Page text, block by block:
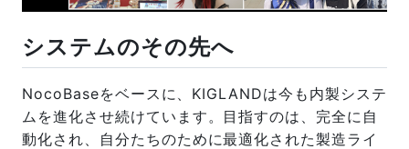
システムのその先へ
NocoBaseをベースに、KIGLANDは今も内製システ
ムを進化させ続けています。目指すのは、完全に自
動化され、自分たちのために最適化された製造ライ